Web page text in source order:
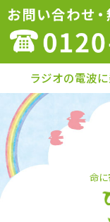
ラジオの電波
命に